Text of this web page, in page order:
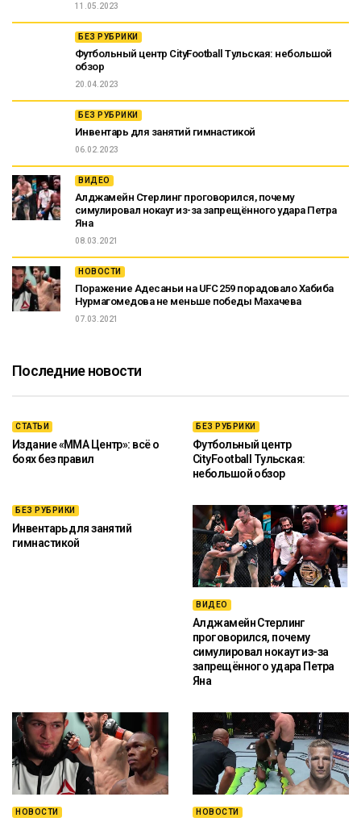
11.05.2023
БЕЗ РУБРИКИ
Футбольный центр CityFootball Тульская: небольшой
обзор
20.04.2023
БЕЗ РУБРИКИ
Инвентарь для занятий гимнастикой
06.02.2023
ВИДЕО
Алджамейн Стерлинг проговорился, почему
симулировал нокаут из-за запрещённого удара Петра
Яна
08.03.2021
НОВОСТИ
Поражение Адесаньи на UFC 259 порадовало Хабиба
Нурмагомедова не меньше победы Махачева
07.03.2021
Последние новости
СТАТЬИ
Издание «ММА Центр»: всё о
боях без правил
БЕЗ РУБРИКИ
Футбольный центр
CityFootball Тульская:
небольшой обзор
БЕЗ РУБРИКИ
Инвентарь для занятий
гимнастикой
ВИДЕО
Алджамейн Стерлинг
проговорился, почему
симулировал нокаут из-за
запрещённого удара Петра
Яна
НОВОСТИ НОВОСТИ